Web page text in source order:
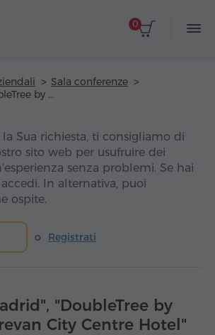
0
Sala conferenze
Sala Madrid (DoubleTree by Hilton Yerevan City Centre Hotel)
Sua richiesta, ti consigliamo di
sito web per usufruire dei
senza problemi. Se hai
In alternativa, puoi
ospite.
o Registrati
"DoubleTree by
City Centre Hotel"